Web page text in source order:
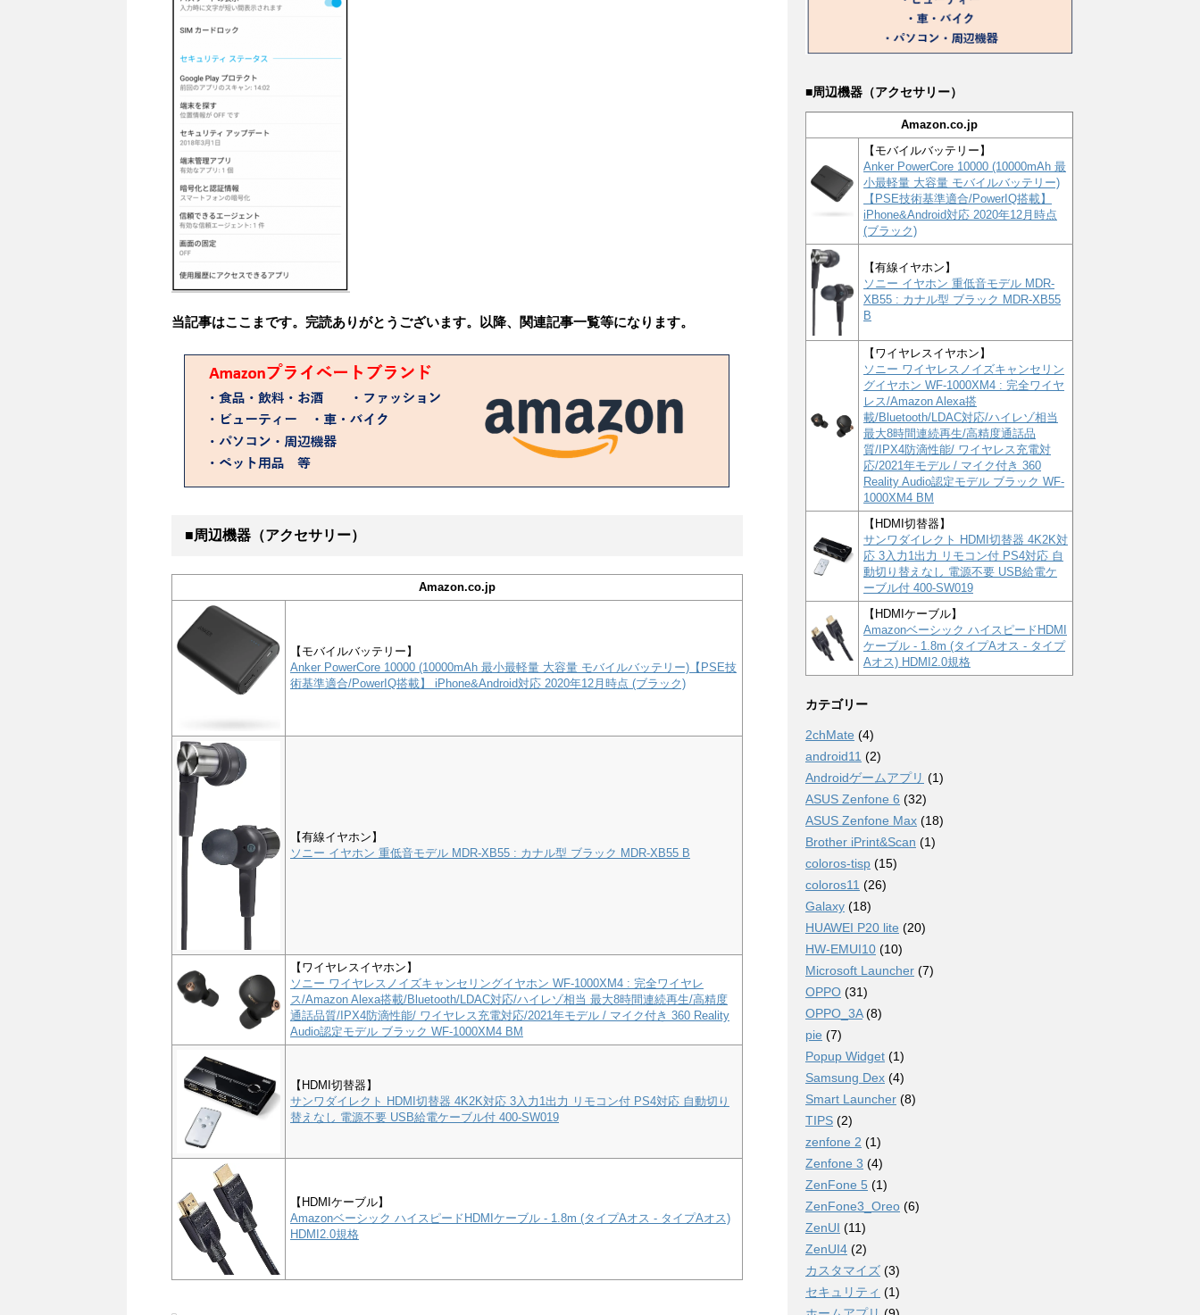
当記事はここまです。完読ありがとうございます。以降、関連記事一覧等になります。
■周辺機器（アクセサリー）
Amazon.co.jp
【モバイルバッテリー】
Anker PowerCore 10000 (10000mAh 最小最軽量 大容量 モバイルバッテリー)【PSE技
術基準適合/PowerIQ搭載】 iPhone&Android対応 2020年12月時点 (ブラック)
【有線イヤホン】
ソニー イヤホン 重低音モデル MDR-XB55 : カナル型 ブラック MDR-XB55 B
【ワイヤレスイヤホン】
ソニー ワイヤレスノイズキャンセリングイヤホン WF-1000XM4 : 完全ワイヤレ
ス/Amazon Alexa搭載/Bluetooth/LDAC対応/ハイレゾ相当 最大8時間連続再生/高精度
通話品質/IPX4防滴性能/ ワイヤレス充電対応/2021年モデル / マイク付き 360 Reality
Audio認定モデル ブラック WF-1000XM4 BM
【HDMI切替器】
サンワダイレクト HDMI切替器 4K2K対応 3入力1出力 リモコン付 PS4対応 自動切り
替えなし 電源不要 USB給電ケーブル付 400-SW019
【HDMIケーブル】
Amazonベーシック ハイスピードHDMIケーブル - 1.8m (タイプAオス - タイプAオス)
HDMI2.0規格
■周辺機器（アクセサリー）
Amazon.co.jp
【モバイルバッテリー】
Anker PowerCore 10000 (10000mAh 最
小最軽量 大容量 モバイルバッテリー)
【PSE技術基準適合/PowerIQ搭載】
iPhone&Android対応 2020年12月時点
(ブラック)
【有線イヤホン】
ソニー イヤホン 重低音モデル MDR-
XB55 : カナル型 ブラック MDR-XB55
B
【ワイヤレスイヤホン】
ソニー ワイヤレスノイズキャンセリン
グイヤホン WF-1000XM4 : 完全ワイヤ
レス/Amazon Alexa搭
載/Bluetooth/LDAC対応/ハイレゾ相当
最大8時間連続再生/高精度通話品
質/IPX4防滴性能/ ワイヤレス充電対
応/2021年モデル / マイク付き 360
Reality Audio認定モデル ブラック WF-
1000XM4 BM
【HDMI切替器】
サンワダイレクト HDMI切替器 4K2K対
応 3入力1出力 リモコン付 PS4対応 自
動切り替えなし 電源不要 USB給電ケ
ーブル付 400-SW019
【HDMIケーブル】
Amazonベーシック ハイスピードHDMI
ケーブル - 1.8m (タイプAオス - タイプ
Aオス) HDMI2.0規格
カテゴリー
2chMate (4)
android11 (2)
Androidゲームアプリ (1)
ASUS Zenfone 6 (32)
ASUS Zenfone Max (18)
Brother iPrint&Scan (1)
coloros-tisp (15)
coloros11 (26)
Galaxy (18)
HUAWEI P20 lite (20)
HW-EMUI10 (10)
Microsoft Launcher (7)
OPPO (31)
OPPO_3A(8)
pie (7)
Popup Widget (1)
Samsung Dex (4)
Smart Launcher (8)
TIPS (2)
zenfone 2 (1)
Zenfone 3 (4)
ZenFone 5 (1)
ZenFone3_Oreo (6)
ZenUI (11)
ZenUI4 (2)
カスタマイズ (3)
セキュリティ (1)